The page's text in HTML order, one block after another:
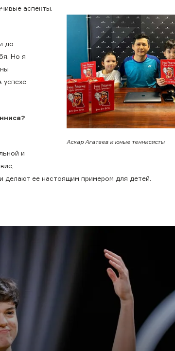
аспекты.
Аскар Агатаев и юные теннисисты
до
Но я
успехе
и
делают ее настоящим примером для детей.